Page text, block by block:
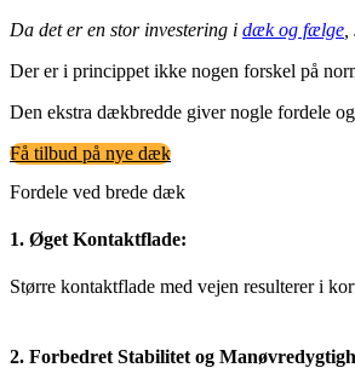
Da det er en stor investering i dæk og fælge,
Der er i princippet ikke nogen forskel på
Den ekstra dækbredde giver nogle fordele
Få tilbud på nye dæk
Fordele ved brede dæk
1. Øget Kontaktflade:
Større kontaktflade med vejen resulterer i
2. Forbedret Stabilitet og